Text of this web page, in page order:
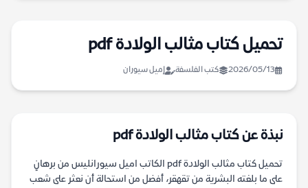
تحميل كتاب مثالب الولادة pdf
2026/05/13 كتب الفلسفة إميل سيوران
نبذة عن كتاب مثالب الولادة pdf
تحميل كتاب مثالب الولادة pdf الكاتب اميل سيورانليس من برهانٍ
على ما بلغته البشرية من تقهقر، أفضل من استحالة أن نعثر على شعب